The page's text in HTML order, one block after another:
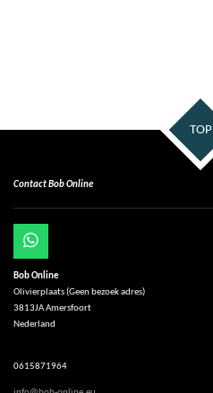
TOP
Contact Bob Online
W
h
a
t
s
A
p
Bob Online
Olivierplaats (Geen bezoek adres)
3813JA Amersfoort
Nederland
0615871964